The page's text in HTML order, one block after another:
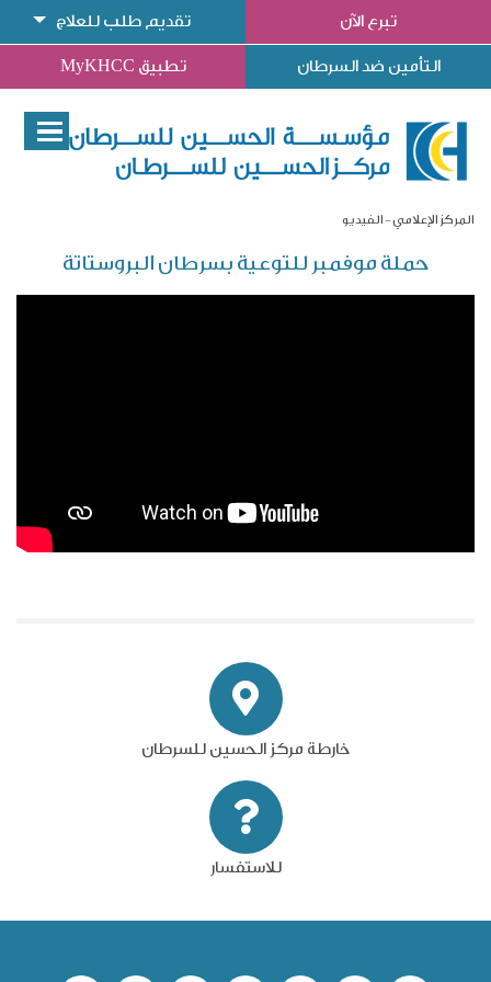
تبرع الآن تقديم طلب للعلاج
التأمين ضد السرطان تطبيق MyKHCC
المركز الإعلامي الفيديو
حملة موفمبر للتوعية بسرطان البروستاتة
خارطة مركز الحسين للسرطان
للاستفسار